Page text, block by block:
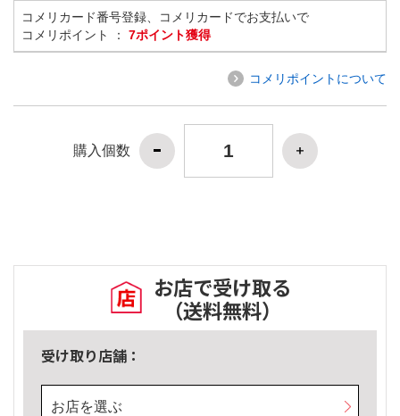
コメリカード番号登録、コメリカードでお支払いで
コメリポイント ： 7ポイント獲得
コメリポイントについて
購入個数
お店で受け取る
（送料無料）
受け取り店舗：
お店を選ぶ